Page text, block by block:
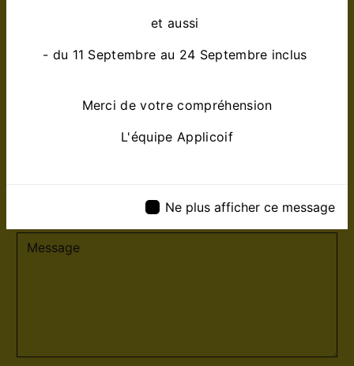
et aussi
- du 11 Septembre au 24 Septembre inclus
Merci de votre compréhension
L'équipe Applicoif
Ne plus afficher ce message